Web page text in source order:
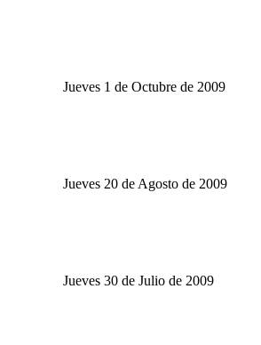
Jueves 1 de Octubre de 2009
Jueves 20 de Agosto de 2009
Jueves 30 de Julio de 2009